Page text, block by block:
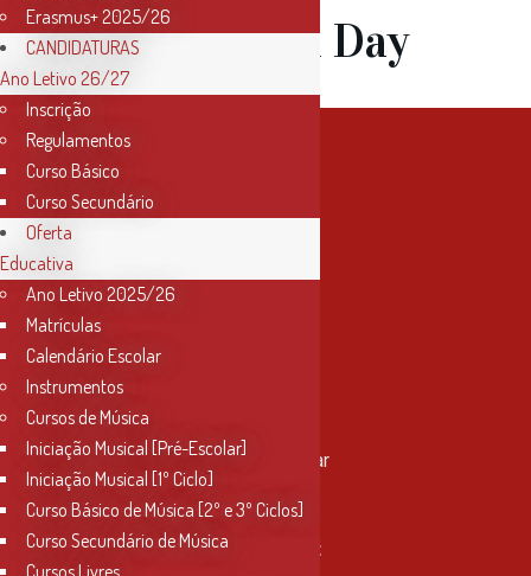
Free Organ Day
Contactos
Rua Miguel Bombarda, nº 4, 1º andar
2000-080 Santarém
info@conservatoriosantarem.pt
Erasmus+ 2025/26
CANDIDATURAS
Ano Letivo 26/27
Inscrição
Regulamentos
Curso Básico
Curso Secundário
Oferta
Educativa
Ano Letivo 2025/26
Matrículas
Calendário Escolar
Instrumentos
Cursos de Música
Iniciação Musical [Pré-Escolar]
Iniciação Musical [1º Ciclo]
Curso Básico de Música [2º e 3º Ciclos]
Curso Secundário de Música
Cursos Livres